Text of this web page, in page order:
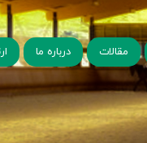
مقالات درباره ما